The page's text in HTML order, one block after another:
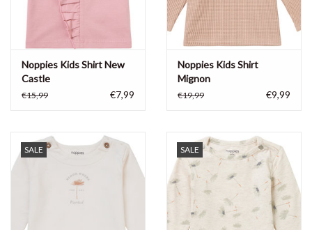
Noppies Kids Shirt New
Castle
€15,99 €7,99
Noppies Kids Shirt
Mignon
€19,99 €9,99
SALE SALE